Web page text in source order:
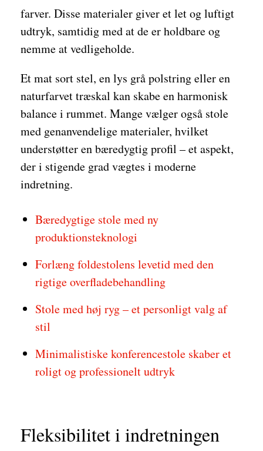
farver. Disse materialer giver et let og luftigt
udtryk, samtidig med at de er holdbare og
nemme at vedligeholde.
Et mat sort stel, en lys grå polstring eller en
naturfarvet træskal kan skabe en harmonisk
balance i rummet. Mange vælger også stole
med genanvendelige materialer, hvilket
understøtter en bæredygtig profil – et aspekt,
der i stigende grad vægtes i moderne
indretning.
Bæredygtige stole med ny
produktionsteknologi
Forlæng foldestolens levetid med den
rigtige overfladebehandling
Stole med høj ryg – et personligt valg af
stil
Minimalistiske konferencestole skaber et
roligt og professionelt udtryk
Fleksibilitet i indretningen